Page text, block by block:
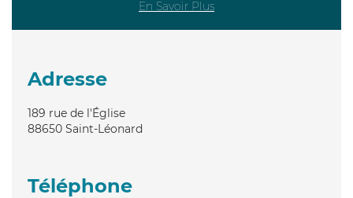
En Savoir Plus
Adresse
189 rue de l'Église
88650 Saint-Léonard
Téléphone